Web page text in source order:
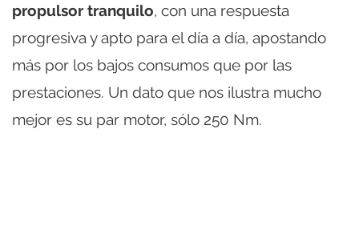
propulsor tranquilo, con una respuesta
progresiva y apto para el día a día, apostando
más por los bajos consumos que por las
prestaciones. Un dato que nos ilustra mucho
mejor es su par motor, sólo 250 Nm.